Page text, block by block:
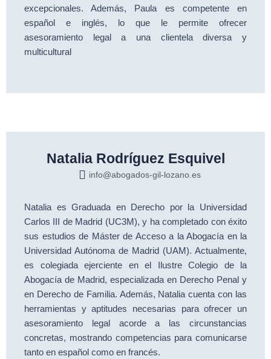
excepcionales. Además, Paula es competente en
español e inglés, lo que le permite ofrecer
asesoramiento legal a una clientela diversa y
multicultural
Natalia Rodríguez Esquivel
info@abogados-gil-lozano.es
Natalia es Graduada en Derecho por la Universidad
Carlos III de Madrid (UC3M), y ha completado con éxito
sus estudios de Máster de Acceso a la Abogacía en la
Universidad Autónoma de Madrid (UAM). Actualmente,
es colegiada ejerciente en el Ilustre Colegio de la
Abogacía de Madrid, especializada en Derecho Penal y
en Derecho de Familia. Además, Natalia cuenta con las
herramientas y aptitudes necesarias para ofrecer un
asesoramiento legal acorde a las circunstancias
concretas, mostrando competencias para comunicarse
tanto en español como en francés.